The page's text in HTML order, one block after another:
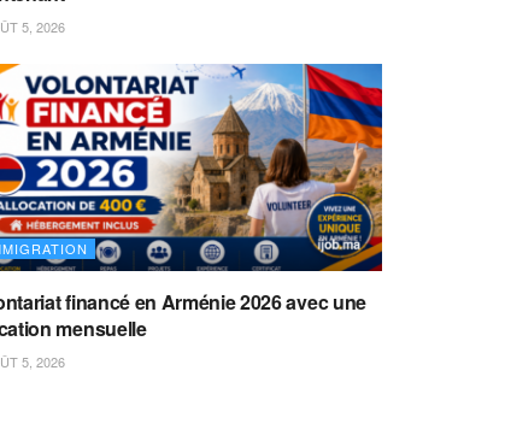
5, 2026
financé en Arménie 2026 avec une
mensuelle
5, 2026